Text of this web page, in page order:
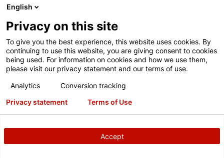
English
Privacy on this site
To give you the best experience, this website uses cookies. By
continuing to use this website, you are giving consent to cookies
being used. For information on cookies and how we use them,
please visit our privacy statement and our terms of use.
Analytics
Conversion tracking
Accept
Privacy statement Terms of Use